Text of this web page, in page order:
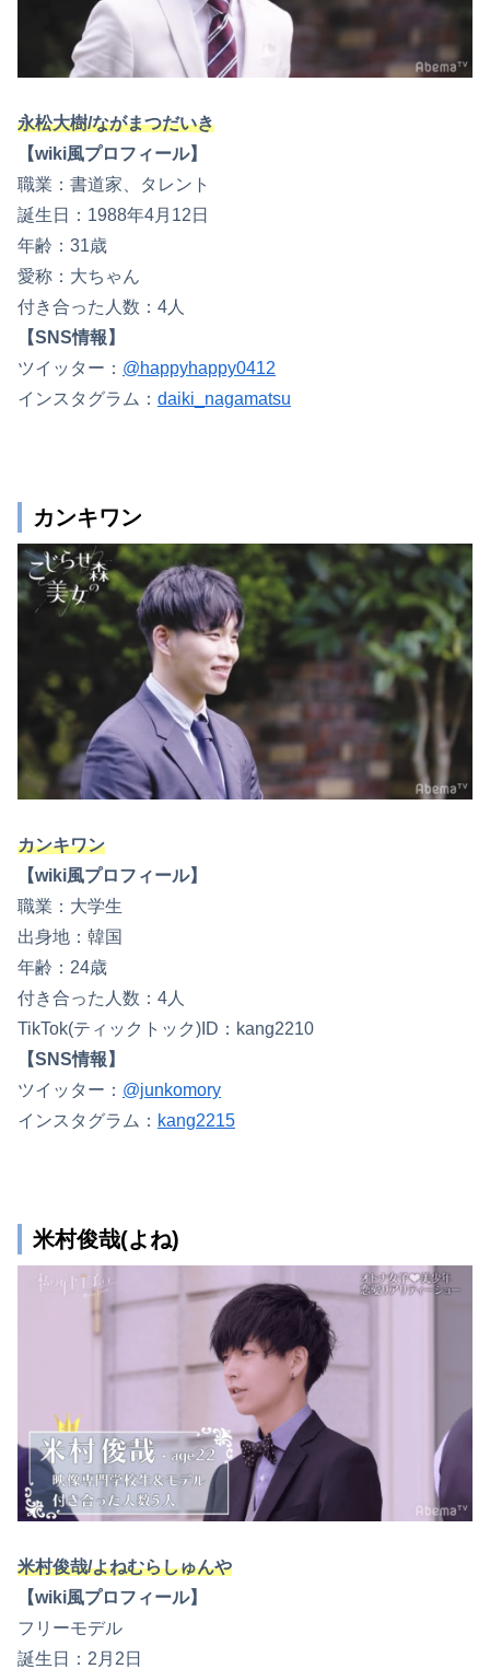
永松大樹/ながまつだいき
【wiki風プロフィール】
職業：書道家、タレント
誕生日：1988年4月12日
年齢：31歳
愛称：大ちゃん
付き合った人数：4人
【SNS情報】
ツイッター： @happyhappy0412
インスタグラム： daiki_nagamatsu
カンキワン
カンキワン
【wiki風プロフィール】
職業：大学生
出身地：韓国
年齢：24歳
付き合った人数：4人
TikTok(ティックトック)ID：kang2210
【SNS情報】
ツイッター： @junkomory
インスタグラム： kang2215
米村俊哉(よね)
米村俊哉/よねむらしゅんや
【wiki風プロフィール】
フリーモデル
誕生日：2月2日